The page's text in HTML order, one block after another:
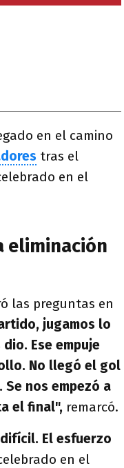
en el camino
tras el
en el
eliminación
las preguntas en
jugamos lo
Ese empuje
No llegó el gol
nos empezó a
el final", remarcó.
El esfuerzo
en el